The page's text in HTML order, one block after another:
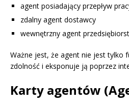
agent posiadający przepływ
zdalny agent dostawcy
wewnętrzny agent
Ważne jest, że agent nie jest tylko
zdolność i eksponuje ją poprzez
Karty agentów